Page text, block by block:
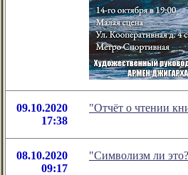
09.10.2020
17:38
"Отчёт о чтении
08.10.2020
09:17
"Символизм ли